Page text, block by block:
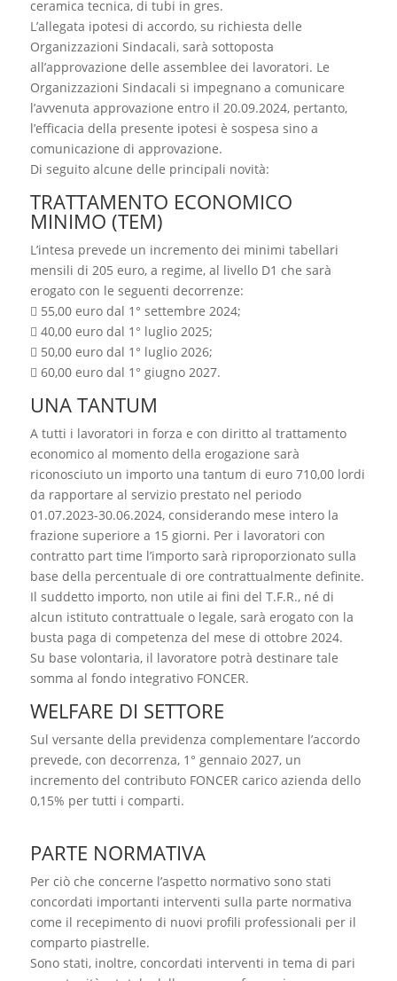
ceramica tecnica, di tubi in gres.
L’allegata ipotesi di accordo, su richiesta delle
Organizzazioni Sindacali, sarà sottoposta
all’approvazione delle assemblee dei lavoratori. Le
Organizzazioni Sindacali si impegnano a comunicare
l’avvenuta approvazione entro il 20.09.2024, pertanto,
l’efficacia della presente ipotesi è sospesa sino a
comunicazione di approvazione.
Di seguito alcune delle principali novità:
TRATTAMENTO ECONOMICO
MINIMO (TEM)
L’intesa prevede un incremento dei minimi tabellari
mensili di 205 euro, a regime, al livello D1 che sarà
erogato con le seguenti decorrenze:
 55,00 euro dal 1° settembre 2024;
 40,00 euro dal 1° luglio 2025;
 50,00 euro dal 1° luglio 2026;
 60,00 euro dal 1° giugno 2027.
UNA TANTUM
A tutti i lavoratori in forza e con diritto al trattamento
economico al momento della erogazione sarà
riconosciuto un importo una tantum di euro 710,00 lordi
da rapportare al servizio prestato nel periodo
01.07.2023-30.06.2024, considerando mese intero la
frazione superiore a 15 giorni. Per i lavoratori con
contratto part time l’importo sarà riproporzionato sulla
base della percentuale di ore contrattualmente definite.
Il suddetto importo, non utile ai fini del T.F.R., né di
alcun istituto contrattuale o legale, sarà erogato con la
busta paga di competenza del mese di ottobre 2024.
Su base volontaria, il lavoratore potrà destinare tale
somma al fondo integrativo FONCER.
WELFARE DI SETTORE
Sul versante della previdenza complementare l’accordo
prevede, con decorrenza, 1° gennaio 2027, un
incremento del contributo FONCER carico azienda dello
0,15% per tutti i comparti.
PARTE NORMATIVA
Per ciò che concerne l’aspetto normativo sono stati
concordati importanti interventi sulla parte normativa
come il recepimento di nuovi profili professionali per il
comparto piastrelle.
Sono stati, inoltre, concordati interventi in tema di pari